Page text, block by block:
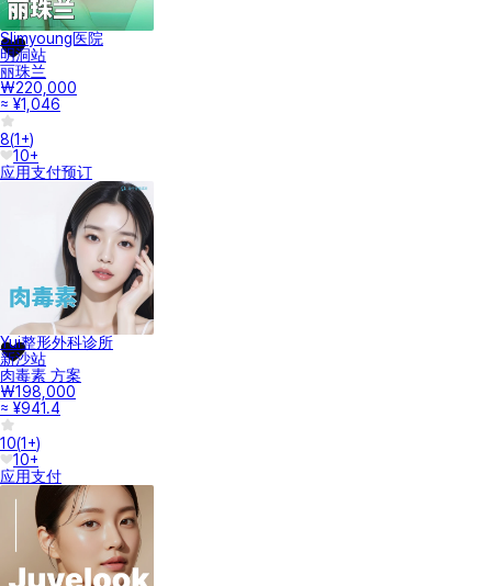
Slimyoung医院
明洞站
丽珠兰
₩220,000
≈ ¥1,046
8(1+)
10+
应用支付预订
Yui整形外科诊所
新沙站
肉毒素 方案
₩198,000
≈ ¥941.4
10(1+)
10+
应用支付